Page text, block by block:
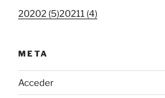
20202 (5)20211 (4)
META
Acceder